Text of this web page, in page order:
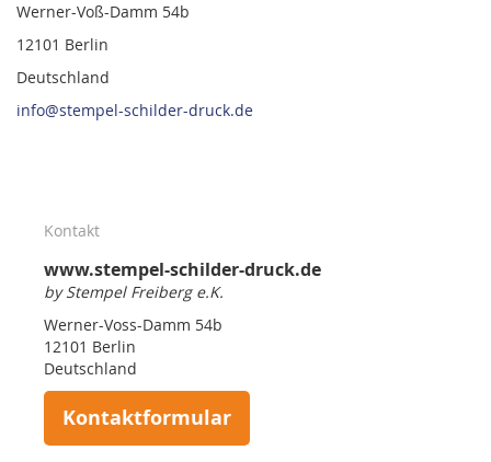
Werner-Voß-Damm 54b
12101 Berlin
Deutschland
info@stempel-schilder-druck.de
Kontakt
www.stempel-schilder-druck.de
by Stempel Freiberg e.K.
Werner-Voss-Damm 54b
12101 Berlin
Deutschland
Kontaktformular